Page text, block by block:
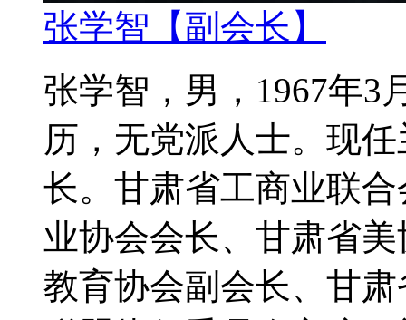
张学智【副会长】
张学智，男，1967年3
历，无党派人士。现
长。甘肃省工商业联
业协会会长、甘肃省
教育协会副会长、甘